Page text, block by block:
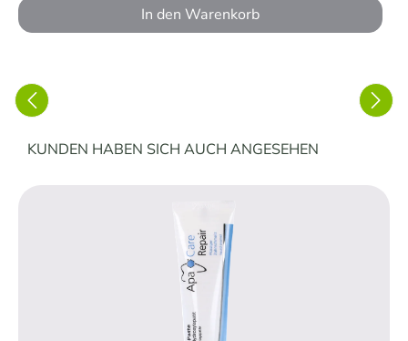
In den Warenkorb
Produktgalerie überspringen
KUNDEN HABEN SICH AUCH ANGESEHEN